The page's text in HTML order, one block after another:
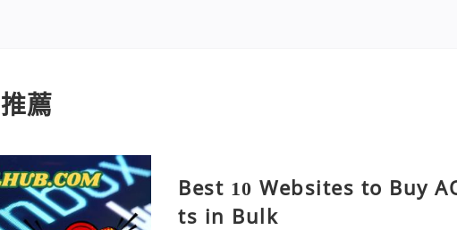
薦
Best 10 Websites to Buy
ts in Bulk